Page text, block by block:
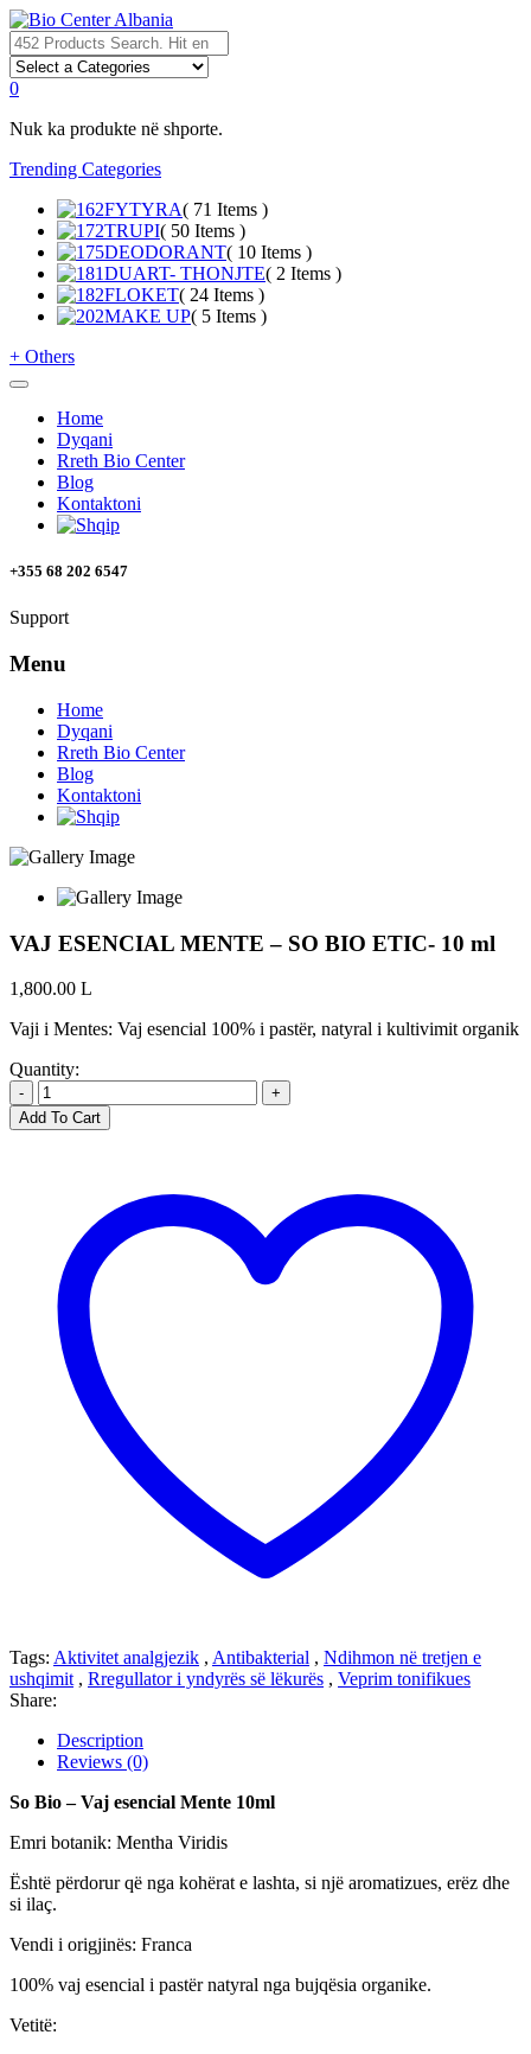
0
Nuk ka produkte në shporte.
Trending Categories
FYTYRA( 71 Items )
TRUPI( 50 Items )
DEODORANT( 10 Items )
DUART- THONJTE( 2 Items )
FLOKET( 24 Items )
MAKE UP( 5 Items )
+ Others
Home
Dyqani
Rreth Bio Center
Blog
Kontaktoni
+355 68 202 6547
Support
Menu
Home
Dyqani
Rreth Bio Center
Blog
Kontaktoni
VAJ ESENCIAL MENTE – SO BIO ETIC- 10 ml
1,800.00 L
Vaji i Mentes: Vaj esencial 100% i pastër, natyral i kultivimit organik
Quantity:
-
+
Add To Cart
Tags: Aktivitet analgjezik , Antibakterial , Ndihmon në tretjen e
ushqimit , Rregullator i yndyrës së lëkurës , Veprim tonifikues
Share:
Description
Reviews (0)
So Bio – Vaj esencial Mente 10ml
Emri botanik: Mentha Viridis
Është përdorur që nga kohërat e lashta, si një aromatizues, erëz dhe
si ilaç.
Vendi i origjinës: Franca
100% vaj esencial i pastër natyral nga bujqësia organike.
Vetitë: